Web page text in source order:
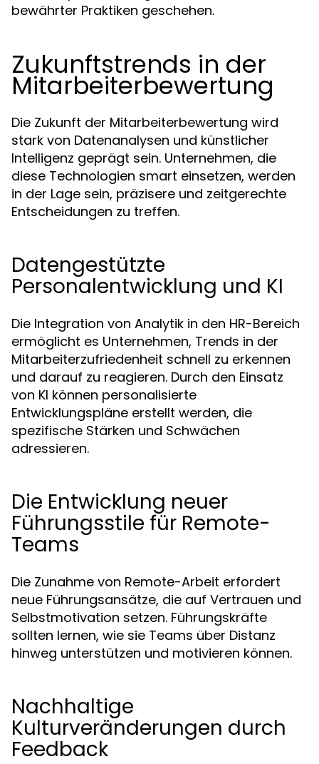
bewährter Praktiken geschehen.
Zukunftstrends in der
Mitarbeiterbewertung
Die Zukunft der Mitarbeiterbewertung wird
stark von Datenanalysen und künstlicher
Intelligenz geprägt sein. Unternehmen, die
diese Technologien smart einsetzen, werden
in der Lage sein, präzisere und zeitgerechte
Entscheidungen zu treffen.
Datengestützte
Personalentwicklung und KI
Die Integration von Analytik in den HR-Bereich
ermöglicht es Unternehmen, Trends in der
Mitarbeiterzufriedenheit schnell zu erkennen
und darauf zu reagieren. Durch den Einsatz
von KI können personalisierte
Entwicklungspläne erstellt werden, die
spezifische Stärken und Schwächen
adressieren.
Die Entwicklung neuer
Führungsstile für Remote-
Teams
Die Zunahme von Remote-Arbeit erfordert
neue Führungsansätze, die auf Vertrauen und
Selbstmotivation setzen. Führungskräfte
sollten lernen, wie sie Teams über Distanz
hinweg unterstützen und motivieren können.
Nachhaltige
Kulturveränderungen durch
Feedback